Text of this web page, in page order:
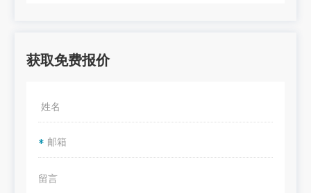
获取免费报价
*